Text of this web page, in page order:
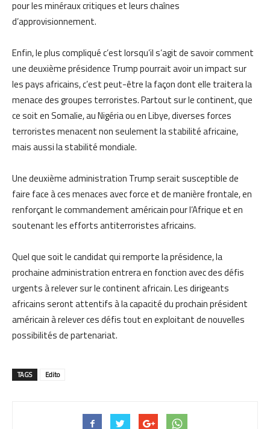
pour les minéraux critiques et leurs chaînes
d’approvisionnement.
Enfin, le plus compliqué c’est lorsqu’il s’agit de savoir comment
une deuxième présidence Trump pourrait avoir un impact sur
les pays africains, c’est peut-être la façon dont elle traitera la
menace des groupes terroristes. Partout sur le continent, que
ce soit en Somalie, au Nigéria ou en Libye, diverses forces
terroristes menacent non seulement la stabilité africaine,
mais aussi la stabilité mondiale.
Une deuxième administration Trump serait susceptible de
faire face à ces menaces avec force et de manière frontale, en
renforçant le commandement américain pour l’Afrique et en
soutenant les efforts antiterroristes africains.
Quel que soit le candidat qui remporte la présidence, la
prochaine administration entrera en fonction avec des défis
urgents à relever sur le continent africain. Les dirigeants
africains seront attentifs à la capacité du prochain président
américain à relever ces défis tout en exploitant de nouvelles
possibilités de partenariat.
TAGS Edito